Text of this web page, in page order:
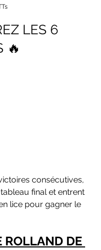
LES 6
🔥
consécutives,
final et entrent
lice pour gagner le
ROLLAND DE